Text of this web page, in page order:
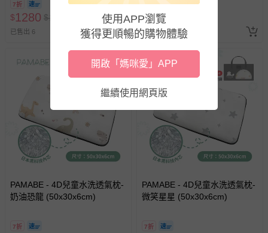
客製化商品（例如客製生日書、姓名貼等）。
報紙、期刊或雜誌（惟書籍如經拆封、使用，則酌收整
新費用）。
經消費者拆封之影音商品或電腦軟體（例如 DVD、CD
等）。
非以有形媒介提供之數位內容或一經提供即為完成之線
上服務，經消費者事先同意始提供（例如線上課程、遊
戲或活動點數等）。
已拆封之以下類型商品：
-個人衛生用品（例如尿布、貼身衣物、泳裝、襪子、地
墊、寢具類等）。
褲、紗布衣等）。
-接觸性孕哺產品（奶嘴、奶瓶、擠乳器、哺乳衣、托腹
-其他原廠盒裝商品封口處已貼上「不可拆封」，或具警
7折
$1280 $1830
已售出 6
7折
$390
已售出 4
PAMABE - 4D兒童水洗透氣枕-
奶油恐龍 (50x30x6cm)
7折
PAMABE - 4D兒童水洗透氣枕-
微笑星星 (50x30x6cm)
7折
使用APP瀏覽
獲得更順暢的購物體驗
開啟「媽咪愛」APP
繼續使用網頁版